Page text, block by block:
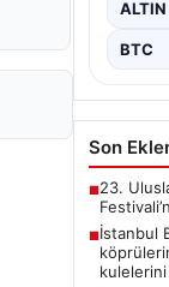
ALTIN
BTC
Son
■23.
■İstanbul
kulelerini